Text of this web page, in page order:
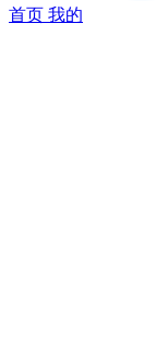
首页 我的